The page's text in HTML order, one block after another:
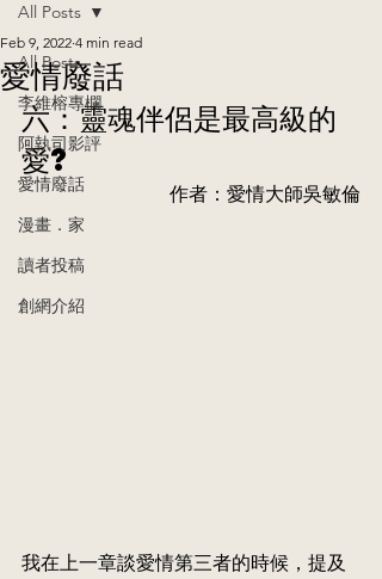
All Posts
李維榕專欄
阿執司影評
愛情廢話
漫畫．家
讀者投稿
創網介紹
All Posts
愛情廢話
Feb 9, 2022 4 min read
六：靈魂伴侶是最高級的
愛?
作者：愛情大師吳敏倫
我在上一章談愛情第三者的時候，提及